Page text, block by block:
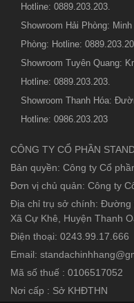
Hotline: 0889.203.203.
Showroom Hải Phòng:
Phòng: Hotline:
Showroom Tuyên Quang:
Hotline: 0889.203.203.
Showroom Thanh Hóa:
Hotline: 0986.203.203
CÔNG TY CỔ PHẦN
Bản quyền: Công ty Cổ
Đơn vị chủ quản: Công ty
Địa chỉ trụ sở chính: Đường
Xã Cự Khê, Huyện Thanh
Điện thoại: 0243.99.17.666
Email:
Mã số thuế : 0106517052
Nơi cấp : Sở KHĐTHN